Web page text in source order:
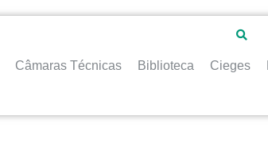
Câmaras Técnicas Biblioteca Cieges